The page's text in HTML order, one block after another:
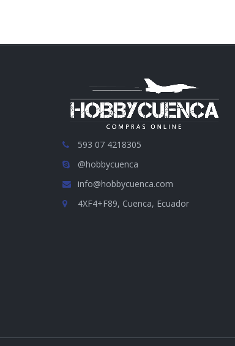
593 07 4218305
@hobbycuenca
info@hobbycuenca.com
4XF4+F89, Cuenca, Ecuador